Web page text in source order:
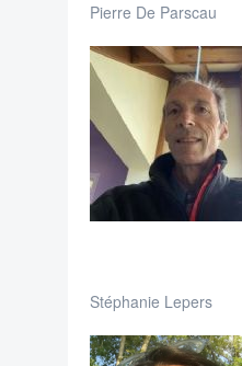
Pierre De Parscau
Stéphanie Lepers